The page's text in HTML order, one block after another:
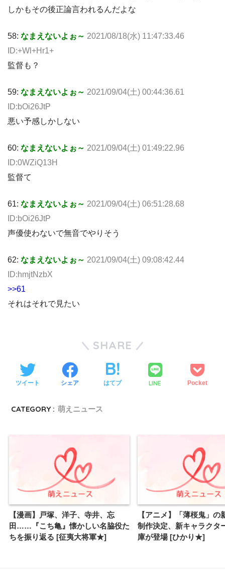
しかもその後正論言われるんだよな
58: なまえないよぉ～ 2021/08/18(水) 11:47:33.46
ID:+Wl+Hr1+
監督も？
59: なまえないよぉ～ 2021/09/04(土) 00:44:36.61
ID:bOi26JtP
悪い予感しかしない
60: なまえないよぉ～ 2021/09/04(土) 01:49:22.96
ID:0WZiQ13H
監督て
61: なまえないよぉ～ 2021/09/04(土) 06:51:28.68
ID:bOi26JtP
声優使わないで無音でやりそう
62: なまえないよぉ～ 2021/09/04(土) 09:08:42.44
ID:hmjtNzbX
>>61
それはそれで見たい
SHARE
ツイート シェア はてブ LINE Pocket
CATEGORY : 萌えニュース
【漫画】戸塚、洋子、寺井、忘
田……『こち亀』懐かしい名脇役た
ちを振り返る [征夷大将軍★]
【アニメ】「薄桜鬼」の
制作決定、新キャラクタ
庫が登場 [ひかり★]